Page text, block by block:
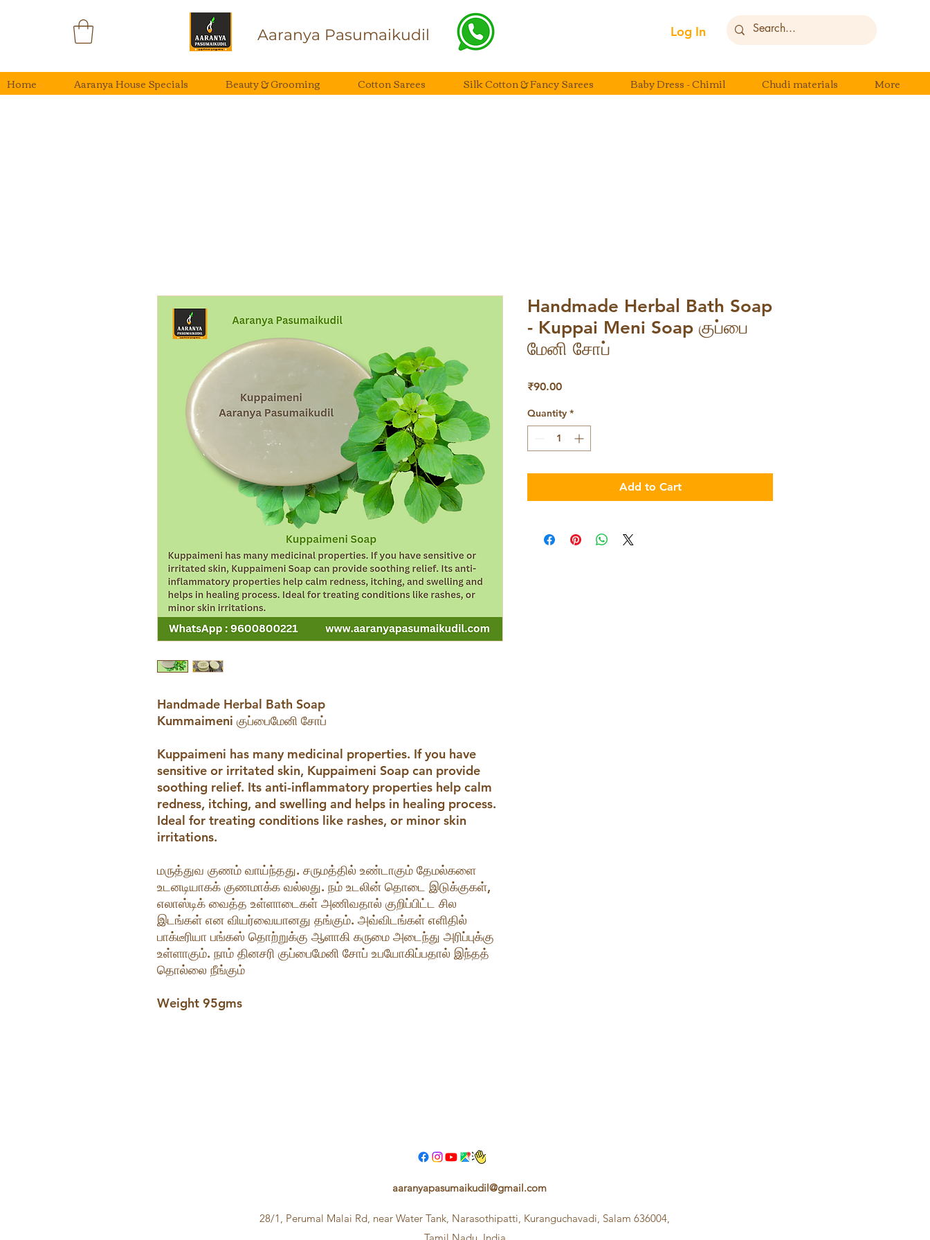
Aaranya Pasumaikudil Log In
Home Aaranya House Specials Beauty & Grooming Cotton Sarees Silk Cotton & Fancy Sarees Baby Dress - Chimil Chudi materials More
Handmade Herbal Bath Soap
Kummaimeni குப்பைமேனி சோப்
Kuppaimeni has many medicinal properties. If you have
sensitive or irritated skin, Kuppaimeni Soap can provide
soothing relief. Its anti-inflammatory properties help calm
redness, itching, and swelling and helps in healing process.
Ideal for treating conditions like rashes, or minor skin
irritations.
மருத்துவ குணம் வாய்ந்தது. சருமத்தில் உண்டாகும் தேமல்களை
உடனடியாகக் குணமாக்க வல்லது. நம் உடலின் தொடை இடுக்குகள்,
எலாஸ்டிக் வைத்த உள்ளாடைகள் அணிவதால் குறிப்பிட்ட சில
இடங்கள் என வியர்வையானது தங்கும். அவ்விடங்கள் எளிதில்
பாக்டீரியா பங்கஸ் தொற்றுக்கு ஆளாகி கருமை அடைந்து அரிப்புக்கு
உள்ளாகும். நாம் தினசரி குப்பைமேனி சோப் உபயோகிப்பதால் இந்தத்
தொல்லை நீங்கும்
Weight 95gms
Handmade Herbal Bath Soap
- Kuppai Meni Soap குப்பை‌
மேனி சோப்
₹90.00Price
Quantity *
Add to Cart
aaranyapasumaikudil@gmail.com
28/1, Perumal Malai Rd, near Water Tank, Narasothipatti, Kuranguchavadi, Salam 636004,
Tamil Nadu, India